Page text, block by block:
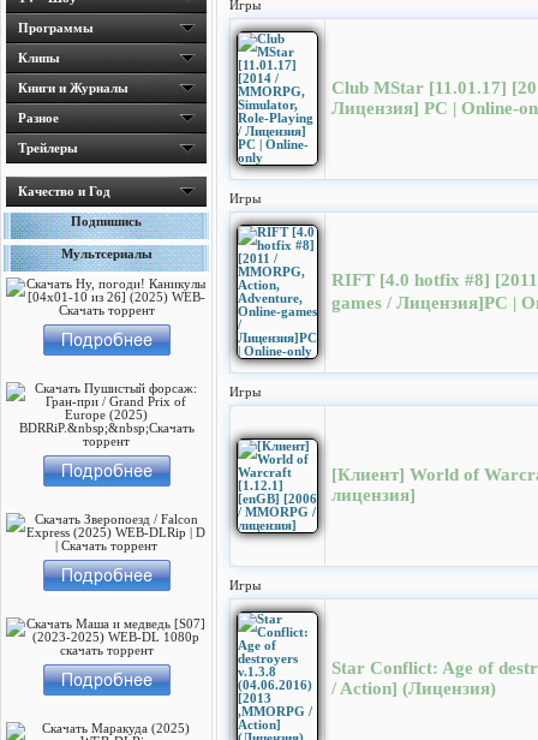
Программы
Клипы
Книги и Журналы
Разное
Трейлеры
Качество и Год
Подпишись
Мультсериалы
Игры
Club MStar [11.01.17]
Лицензия] PC | Online-
Игры
RIFT [4.0 hotfix #8]
games / Лицензия]PC |
Игры
[Клиент] World of
лицензия]
Игры
Star Conflict: Age of
/ Action] (Лицензия)